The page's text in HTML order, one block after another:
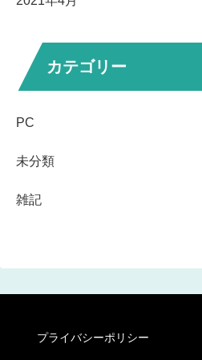
カテゴリー
PC
未分類
雑記
プライバシーポリシー